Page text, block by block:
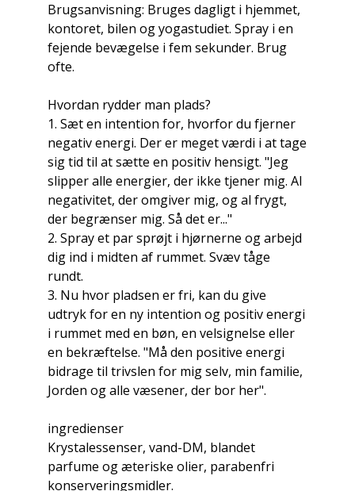
Brugsanvisning: Bruges dagligt i hjemmet,
kontoret, bilen og yogastudiet. Spray i en
fejende bevægelse i fem sekunder. Brug
ofte.
Hvordan rydder man plads?
1. Sæt en intention for, hvorfor du fjerner
negativ energi. Der er meget værdi i at tage
sig tid til at sætte en positiv hensigt. "Jeg
slipper alle energier, der ikke tjener mig. Al
negativitet, der omgiver mig, og al frygt,
der begrænser mig. Så det er..."
2. Spray et par sprøjt i hjørnerne og arbejd
dig ind i midten af ​​rummet. Svæv tåge
rundt.
3. Nu hvor pladsen er fri, kan du give
udtryk for en ny intention og positiv energi
i rummet med en bøn, en velsignelse eller
en bekræftelse. "Må den positive energi
bidrage til trivslen for mig selv, min familie,
Jorden og alle væsener, der bor her".
ingredienser
Krystalessenser, vand-DM, blandet
parfume og æteriske olier, parabenfri
konserveringsmidler.